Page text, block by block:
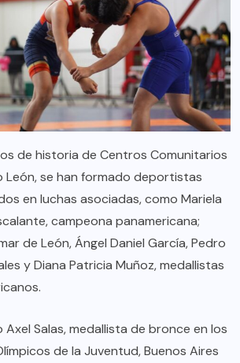
de historia de Centros Comunitarios
León, se han formado deportistas
en luchas asociadas, como Mariela
campeona panamericana;
de León, Ángel Daniel García, Pedro
y Diana Patricia Muñoz, medallistas
Axel Salas, medallista de bronce en los
de la Juventud, Buenos Aires